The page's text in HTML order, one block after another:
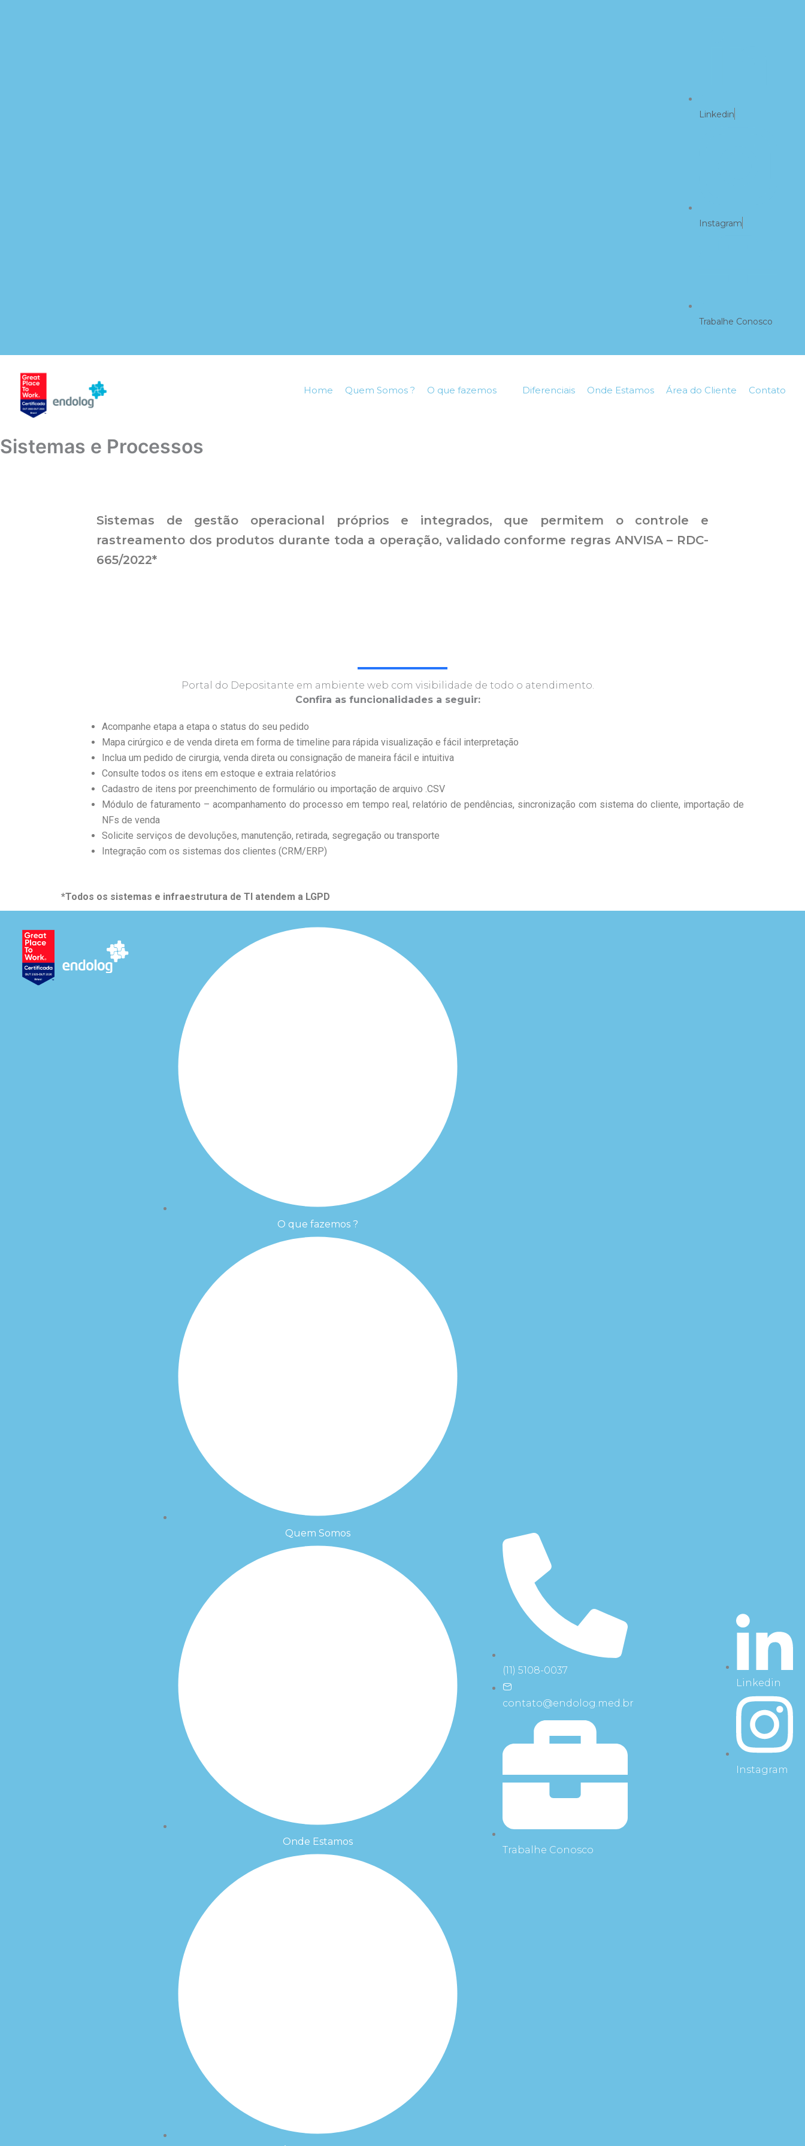
Linkedin
Instagram
Trabalhe Conosco
Home Quem Somos ? O que fazemos Diferenciais Onde Estamos Área do Cliente Contato
Sistemas e Processos
Sistemas de gestão operacional próprios e integrados, que permitem o controle e
rastreamento dos produtos durante toda a operação, validado conforme regras ANVISA – RDC-
665/2022*
Portal do Depositante em ambiente web com visibilidade de todo o atendimento.
Confira as funcionalidades a seguir:
Acompanhe etapa a etapa o status do seu pedido
Mapa cirúrgico e de venda direta em forma de timeline para rápida visualização e fácil interpretação
Inclua um pedido de cirurgia, venda direta ou consignação de maneira fácil e intuitiva
Consulte todos os itens em estoque e extraia relatórios
Cadastro de itens por preenchimento de formulário ou importação de arquivo .CSV
Módulo de faturamento – acompanhamento do processo em tempo real, relatório de pendências, sincronização com sistema do cliente, importação de
NFs de venda
Solicite serviços de devoluções, manutenção, retirada, segregação ou transporte
Integração com os sistemas dos clientes (CRM/ERP)
*Todos os sistemas e infraestrutura de TI atendem a LGPD
O que fazemos ?
Quem Somos
Onde Estamos
(11) 5108-0037
contato@endolog.med.br
Trabalhe Conosco
Linkedin
Instagram